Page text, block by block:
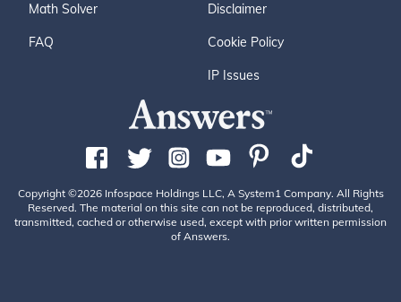
Math Solver
FAQ
Disclaimer
Cookie Policy
IP Issues
Copyright ©2026 Infospace Holdings LLC, A System1 Company. All Rights
Reserved. The material on this site can not be reproduced, distributed,
transmitted, cached or otherwise used, except with prior written permission
of Answers.